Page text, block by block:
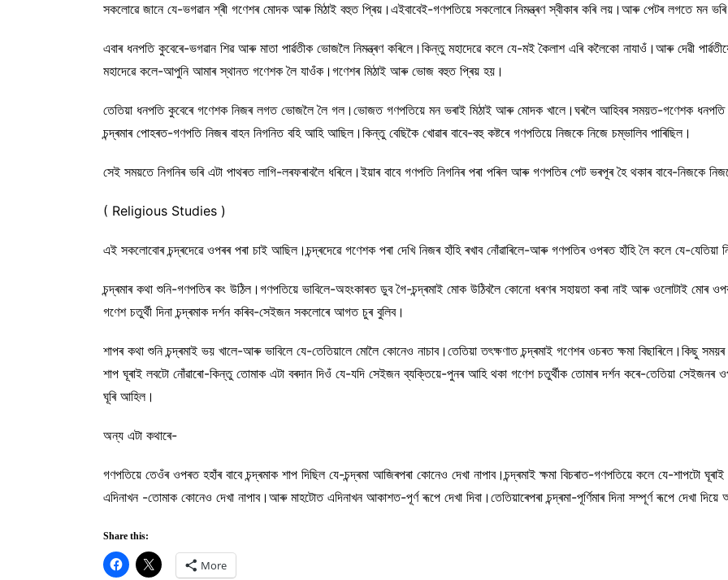
সকলোৱে জানে যে-ভগৱান শ্ৰী গণেশৰ মোদক আৰু মিঠাই বহুত প্ৰিয়।এইবাবেই-গণপতিয়ে সকলোৰে নিমন্ত্ৰণ স্বীকাৰ কৰি লয়।আৰু পেটৰ লগতে
এবাৰ ধনপতি কুবেৰে-ভগৱান শিৱ আৰু মাতা পাৰ্ৱতীক ভোজলৈ নিমন্ত্ৰণ কৰিলে।কিন্তু মহাদেৱে কলে যে-মই কৈলাশ এৰি কলৈকো নাযাওঁ।আৰু দেৱী
মহাদেৱে কলে-আপুনি আমাৰ স্থানত গণেশক লৈ যাওঁক।গণেশৰ মিঠাই আৰু ভোজ বহুত প্ৰিয় হয়।
তেতিয়া ধনপতি কুবেৰে গণেশক নিজৰ লগত ভোজলৈ লৈ গল।ভোজত গণপতিয়ে মন ভৰাই মিঠাই আৰু মোদক খালে।ঘৰলৈ আহিবৰ সময়ত-গণেশক ধনপতি
চন্দ্ৰমাৰ পোহৰত-গণপতি নিজৰ বাহন নিগনিত বহি আহি আছিল।কিন্তু বেছিকৈ খোৱাৰ বাবে-বহু কষ্টৰে গণপতিয়ে নিজকে নিজে চম্ভালিব পাৰিছিল।
সেই সময়তে নিগনিৰ ভৰি এটা পাথৰত লাগি-লৰফৰাবলৈ ধৰিলে।ইয়াৰ বাবে গণপতি নিগনিৰ পৰা পৰিল আৰু গণপতিৰ পেট ভৰপূৰ হৈ থকাৰ বাবে-নিজকে
( Religious Studies )
এই সকলোবোৰ চন্দ্ৰদেৱে ওপৰৰ পৰা চাই আছিল।চন্দ্ৰদেৱে গণেশক পৰা দেখি নিজৰ হাঁহি ৰখাব নোঁৱাৰিলে-আৰু গণপতিৰ ওপৰত হাঁহি লৈ কলে যে-যেতিয়া
চন্দ্ৰমাৰ কথা শুনি-গণপতিৰ কং উঠিল।গণপতিয়ে ভাবিলে-অহংকাৰত ডুব গৈ-চন্দ্ৰমাই মোক উঠিবলৈ কোনো ধৰণৰ সহায়তা কৰা নাই আৰু ওলোটাই মোৰ
গণেশ চতুৰ্থী দিনা চন্দ্ৰমাক দৰ্শন কৰিব-সেইজন সকলোৰে আগত চুৰ বুলিব।
শাপৰ কথা শুনি চন্দ্ৰমাই ভয় খালে-আৰু ভাবিলে যে-তেতিয়ালে মোলৈ কোনেও নাচাব।তেতিয়া তৎক্ষণাত চন্দ্ৰমাই গণেশৰ ওচৰত ক্ষমা বিছাৰিলে।কিছু
শাপ ঘূৰাই লবটো নোঁৱাৰো-কিন্তু তোমাক এটা বৰদান দিওঁ যে-যদি সেইজন ব্যক্তিয়ে-পুনৰ আহি থকা গণেশ চতুৰ্থীক তোমাৰ দৰ্শন কৰে-তেতিয়া সেইজনৰ
ঘূৰি আহিল।
অন্য এটা কথাৰে-
গণপতিয়ে তেওঁৰ ওপৰত হহাঁৰ বাবে চন্দ্ৰমাক শাপ দিছিল যে-চন্দ্ৰমা আজিৰপৰা কোনেও দেখা নাপাব।চন্দ্ৰমাই ক্ষমা বিচৰাত-গণপতিয়ে কলে যে-শাপটো
এদিনাখন -তোমাক কোনেও দেখা নাপাব।আৰু মাহটোত এদিনাখন আকাশত-পূৰ্ণ ৰূপে দেখা দিবা।তেতিয়াৰেপৰা চন্দ্ৰমা-পূৰ্ণিমাৰ দিনা সম্পূৰ্ণ ৰূপে দেখা
Share this:
More